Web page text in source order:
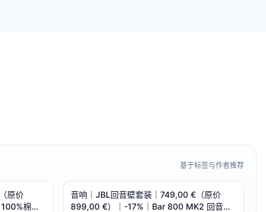
基于标签与作者推荐
原价
棉
音响｜JBL回音壁套装｜749,00 €（原价
899,00 €）｜-17%｜Bar 800 MK2 回音壁